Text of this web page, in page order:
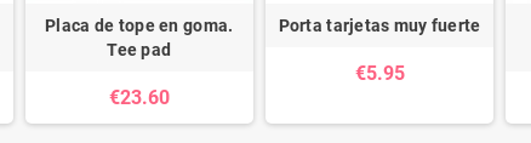
Placa de tope en goma.
Tee pad
€23.60
Porta tarjetas muy fuerte
€5.95